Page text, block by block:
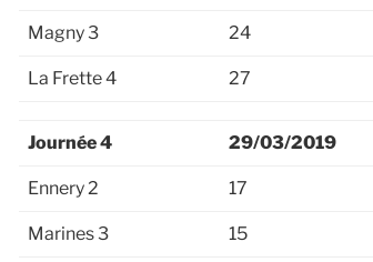
Magny 3 24
La Frette 4 27
Journée 4 29/03/2019
Ennery 2 17
Marines 3 15